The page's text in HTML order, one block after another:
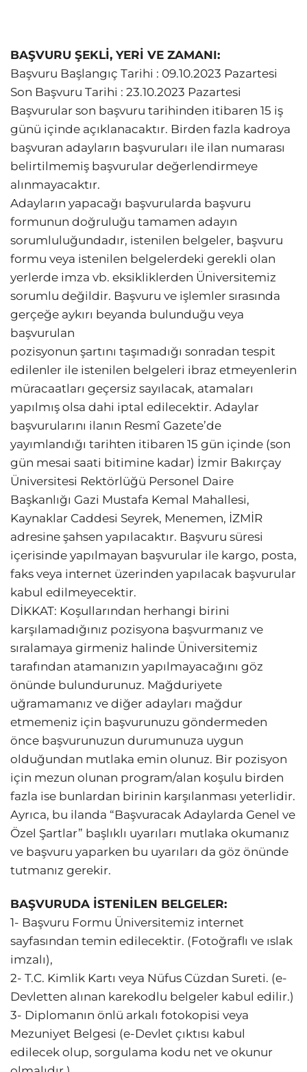
BAŞVURU ŞEKLİ, YERİ VE ZAMANI:
Başvuru Başlangıç Tarihi : 09.10.2023 Pazartesi
Son Başvuru Tarihi : 23.10.2023 Pazartesi
Başvurular son başvuru tarihinden itibaren 15 iş
günü içinde açıklanacaktır. Birden fazla kadroya
başvuran adayların başvuruları ile ilan numarası
belirtilmemiş başvurular değerlendirmeye
alınmayacaktır.
Adayların yapacağı başvurularda başvuru
formunun doğruluğu tamamen adayın
sorumluluğundadır, istenilen belgeler, başvuru
formu veya istenilen belgelerdeki gerekli olan
yerlerde imza vb. eksikliklerden Üniversitemiz
sorumlu değildir. Başvuru ve işlemler sırasında
gerçeğe aykırı beyanda bulunduğu veya
başvurulan
pozisyonun şartını taşımadığı sonradan tespit
edilenler ile istenilen belgeleri ibraz etmeyenlerin
müracaatları geçersiz sayılacak, atamaları
yapılmış olsa dahi iptal edilecektir. Adaylar
başvurularını ilanın Resmî Gazete’de
yayımlandığı tarihten itibaren 15 gün içinde (son
gün mesai saati bitimine kadar) İzmir Bakırçay
Üniversitesi Rektörlüğü Personel Daire
Başkanlığı Gazi Mustafa Kemal Mahallesi,
Kaynaklar Caddesi Seyrek, Menemen, İZMİR
adresine şahsen yapılacaktır. Başvuru süresi
içerisinde yapılmayan başvurular ile kargo, posta,
faks veya internet üzerinden yapılacak başvurular
kabul edilmeyecektir.
DİKKAT: Koşullarından herhangi birini
karşılamadığınız pozisyona başvurmanız ve
sıralamaya girmeniz halinde Üniversitemiz
tarafından atamanızın yapılmayacağını göz
önünde bulundurunuz. Mağduriyete
uğramamanız ve diğer adayları mağdur
etmemeniz için başvurunuzu göndermeden
önce başvurunuzun durumunuza uygun
olduğundan mutlaka emin olunuz. Bir pozisyon
için mezun olunan program/alan koşulu birden
fazla ise bunlardan birinin karşılanması yeterlidir.
Ayrıca, bu ilanda “Başvuracak Adaylarda Genel ve
Özel Şartlar” başlıklı uyarıları mutlaka okumanız
ve başvuru yaparken bu uyarıları da göz önünde
tutmanız gerekir.
BAŞVURUDA İSTENİLEN BELGELER:
1- Başvuru Formu Üniversitemiz internet
sayfasından temin edilecektir. (Fotoğraflı ve ıslak
imzalı),
2- T.C. Kimlik Kartı veya Nüfus Cüzdan Sureti. (e-
Devletten alınan karekodlu belgeler kabul edilir.)
3- Diplomanın önlü arkalı fotokopisi veya
Mezuniyet Belgesi (e-Devlet çıktısı kabul
edilecek olup, sorgulama kodu net ve okunur